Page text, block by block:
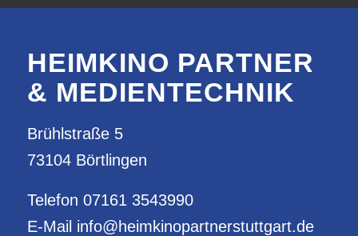
HEIMKINO PARTNER
& MEDIENTECHNIK
Brühlstraße 5
73104 Börtlingen
Telefon 07161 3543990
E-Mail info@heimkinopartnerstuttgart.de